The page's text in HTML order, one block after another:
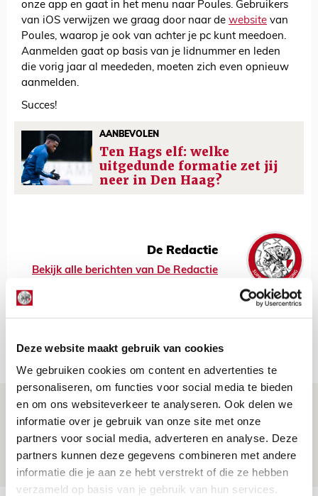
Deze website maakt gebruik van cookies
We gebruiken cookies om content en advertenties te
personaliseren, om functies voor social media te bieden
en om ons websiteverkeer te analyseren. Ook delen we
informatie over je gebruik van onze site met onze
partners voor social media, adverteren en analyse. Deze
partners kunnen deze gegevens combineren met andere
informatie die je aan ze hebt verstrekt of die ze hebben
verzameld op basis van je gebruik van hun services.
onze app en gaat in het menu naar Poules. Gebruikers
van iOS verwijzen we graag door naar de website van
Poules, waarop je ook van achter je pc kunt meedoen.
Aanmelden gaat op basis van je lidnummer en leden
die vorig jaar al meededen, moeten zich even opnieuw
aanmelden.
Succes!
AANBEVOLEN
Ten Hags elf: welke
uitgedunde formatie zet jij
neer in Den Haag?
De Redactie
Bekijk alle berichten van De Redactie
Net binnen //
Drie dingen die je moet weten over PEC
Zwolle - Ajax